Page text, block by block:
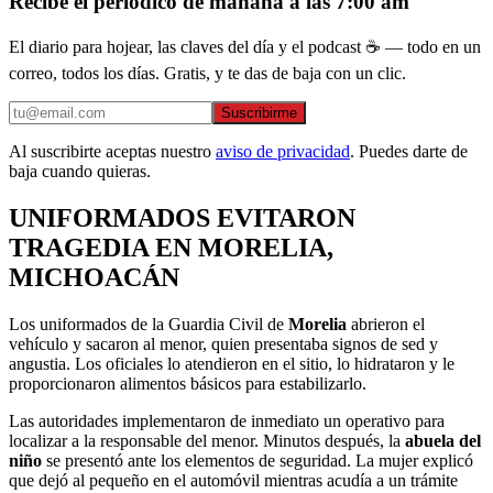
El diario para hojear, las claves del día y el podcast ☕ — todo en un
correo, todos los días. Gratis, y te das de baja con un clic.
Suscribirme
Al suscribirte aceptas nuestro aviso de privacidad. Puedes darte de
baja cuando quieras.
UNIFORMADOS EVITARON
TRAGEDIA EN MORELIA,
MICHOACÁN
Los uniformados de la Guardia Civil de Morelia abrieron el
vehículo y sacaron al menor, quien presentaba signos de sed y
angustia. Los oficiales lo atendieron en el sitio, lo hidrataron y le
proporcionaron alimentos básicos para estabilizarlo.
Las autoridades implementaron de inmediato un operativo para
localizar a la responsable del menor. Minutos después, la abuela del
niño se presentó ante los elementos de seguridad. La mujer explicó
que dejó al pequeño en el automóvil mientras acudía a un trámite